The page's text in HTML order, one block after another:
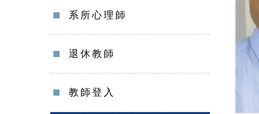
系所心理師
退休教師
教師登入